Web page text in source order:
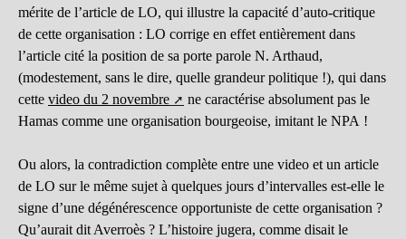
mérite de l’article de LO, qui illustre la capacité d’auto-critique
de cette organisation : LO corrige en effet entièrement dans
l’article cité la position de sa porte parole N. Arthaud,
(modestement, sans le dire, quelle grandeur politique !), qui dans
cette video du 2 novembre
ne caractérise absolument pas le
Hamas comme une organisation bourgeoise, imitant le NPA !
Ou alors, la contradiction complète entre une video et un article
de LO sur le même sujet à quelques jours d’intervalles est-elle le
signe d’une dégénérescence opportuniste de cette organisation ?
Qu’aurait dit Averroès ? L’histoire jugera, comme disait le